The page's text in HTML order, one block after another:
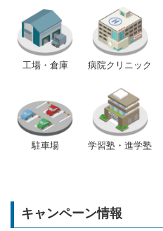
工場・倉庫 病院クリニック
駐車場 学習塾・進学塾
キャンペーン情報